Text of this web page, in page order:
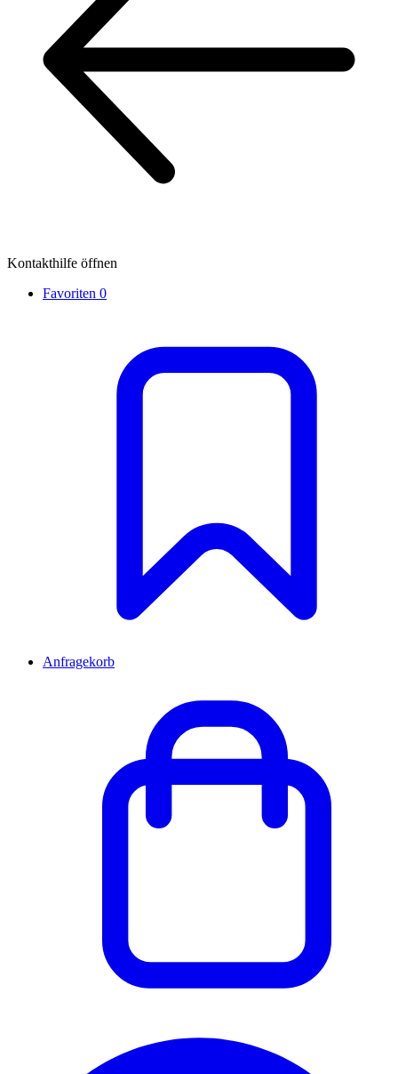
Kontakthilfe öffnen
Favoriten 0
Anfragekorb